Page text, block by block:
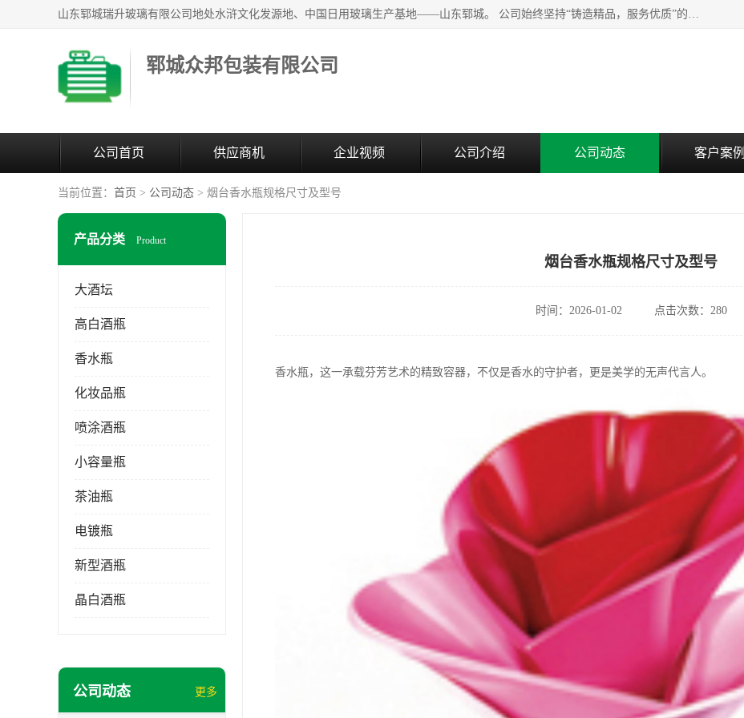
山东郓城瑞升玻璃有限公司地处水浒文化发源地、中国日用玻璃生产基地——山东郓城。 公司始终坚持“铸造精品，服务优质”的经营理念，斥资8000多万元引进国内先进的水晶料手工瓶生产线6条，晶白料8S机生产线8条，并引进人工挑料生产异型瓶和水晶玻璃瓶盖生产线。
郓城众邦包装有限公司
公司首页 供应商机 企业视频 公司介绍 公司动态 客户案例
当前位置： 首页 > 公司动态 > 烟台香水瓶规格尺寸及型号
产品分类 Product
大酒坛
高白酒瓶
香水瓶
化妆品瓶
喷涂酒瓶
小容量瓶
茶油瓶
电镀瓶
新型酒瓶
晶白酒瓶
公司动态 更多
烟台香水瓶规格尺寸及型号
时间：2026-01-02 点击次数：280
香水瓶，这一承载芬芳艺术的精致容器，不仅是香水的守护者，更是美学的无声代言人。